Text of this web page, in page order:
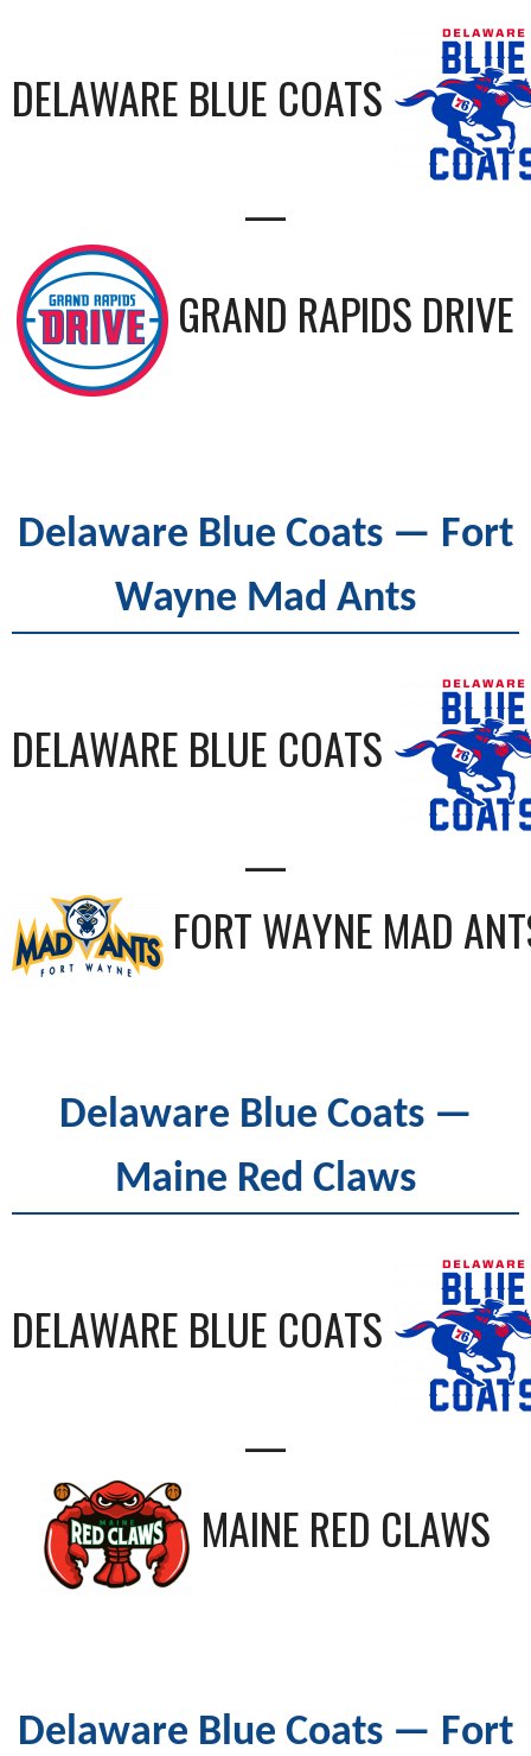
DELAWARE BLUE COATS
—
GRAND RAPIDS DRIVE
Delaware Blue Coats — Fort
Wayne Mad Ants
DELAWARE BLUE COATS
—
FORT WAYNE MAD
Delaware Blue Coats —
Maine Red Claws
DELAWARE BLUE COATS
—
MAINE RED CLAWS
Delaware Blue Coats — Fort